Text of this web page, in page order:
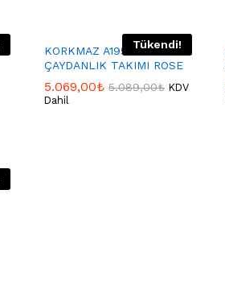
Tükendi!
KORKMAZ A195 RETRO
ÇAYDANLIK TAKIMI ROSE
5.069,00₺ 5.089,00₺ KDV
Dahil